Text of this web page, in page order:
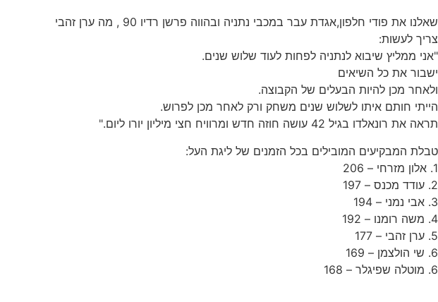
שאלנו את פודי חלפון,אגדת עבר במכבי נתניה ובהווה פרשן רדיו 90 , מה ערן זהבי
צריך לעשות:
"אני ממליץ שיבוא לנתניה לפחות לעוד שלוש שנים.
ישבור את כל השיאים
ולאחר מכן להיות הבעלים של הקבוצה.
הייתי חותם איתו לשלוש שנים משחק ורק לאחר מכן לפרוש.
תראה את רונאלדו בגיל 42 עושה חוזה חדש ומרוויח חצי מיליון יורו ליום."
טבלת המבקיעים המובילים בכל הזמנים של ליגת העל:
1. אלון מזרחי – 206
2. עודד מכנס – 197
3. אבי נמני – 194
4. משה רומנו – 192
5. ערן זהבי – 177
6. שי הולצמן – 169
6. מוטלה שפיגלר – 168